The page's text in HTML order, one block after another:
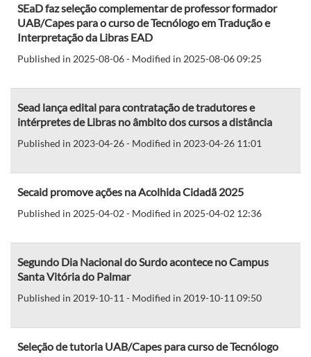
SEaD faz seleção complementar de professor formador
UAB/Capes para o curso de Tecnólogo em Tradução e
Interpretação da Libras EAD
Published in 2025-08-06 - Modified in 2025-08-06 09:25
Sead lança edital para contratação de tradutores e
intérpretes de Libras no âmbito dos cursos a distância
Published in 2023-04-26 - Modified in 2023-04-26 11:01
Secaid promove ações na Acolhida Cidadã 2025
Published in 2025-04-02 - Modified in 2025-04-02 12:36
Segundo Dia Nacional do Surdo acontece no Campus
Santa Vitória do Palmar
Published in 2019-10-11 - Modified in 2019-10-11 09:50
Seleção de tutoria UAB/Capes para curso de Tecnólogo